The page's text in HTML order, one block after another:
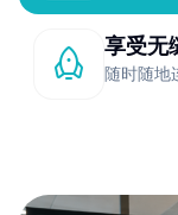
享受无
随时随地